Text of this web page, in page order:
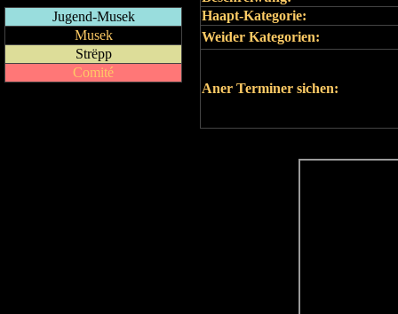
Jugend-Musek
Musek
Strëpp
Comité
Haapt-Kategorie:
Weider Kategorien:
Aner Terminer sichen: